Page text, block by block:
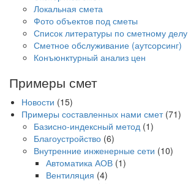
Локальная смета
Фото объектов под сметы
Список литературы по сметному делу
Сметное обслуживание (аутсорсинг)
Конъюнктурный анализ цен
Примеры смет
Новости (15)
Примеры составленных нами смет(71)
Базисно-индексный метод (1)
Благоустройство (6)
Внутренние инженерные сети (10)
Автоматика АОВ (1)
Вентиляция (4)